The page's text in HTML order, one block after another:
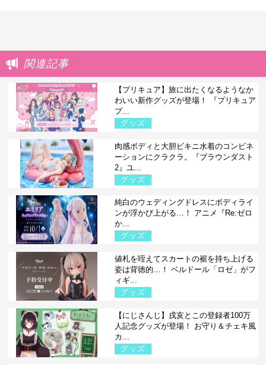
関連記事
【プリキュア】旅に出たくなるようなか
わいい新作グッズが登場！ 『プリキュア
プ...
グッズ
肉感ボディと大胆ビキニ水着のコンビネ
ーションにクラクラ。『ブラウンダスト
2』ユ...
グッズ
純白のウェディングドレスにボディライ
ンが浮かび上がる…！ アニメ『Re:ゼロ
か...
グッズ
値札を咥えてスカートの裾を持ち上げる
姿は背徳的…！ ベルドール「ロゼ」がフ
ィギ...
グッズ
【にじさんじ】戌亥とこの登録者100万
人記念グッズが登場！ お守り＆チェキ風
カ...
グッズ